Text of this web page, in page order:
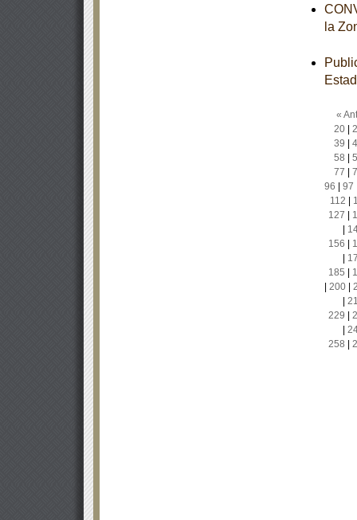
la
«
20|
39
58
77
96
97
112
127
156
185
200|
229
258